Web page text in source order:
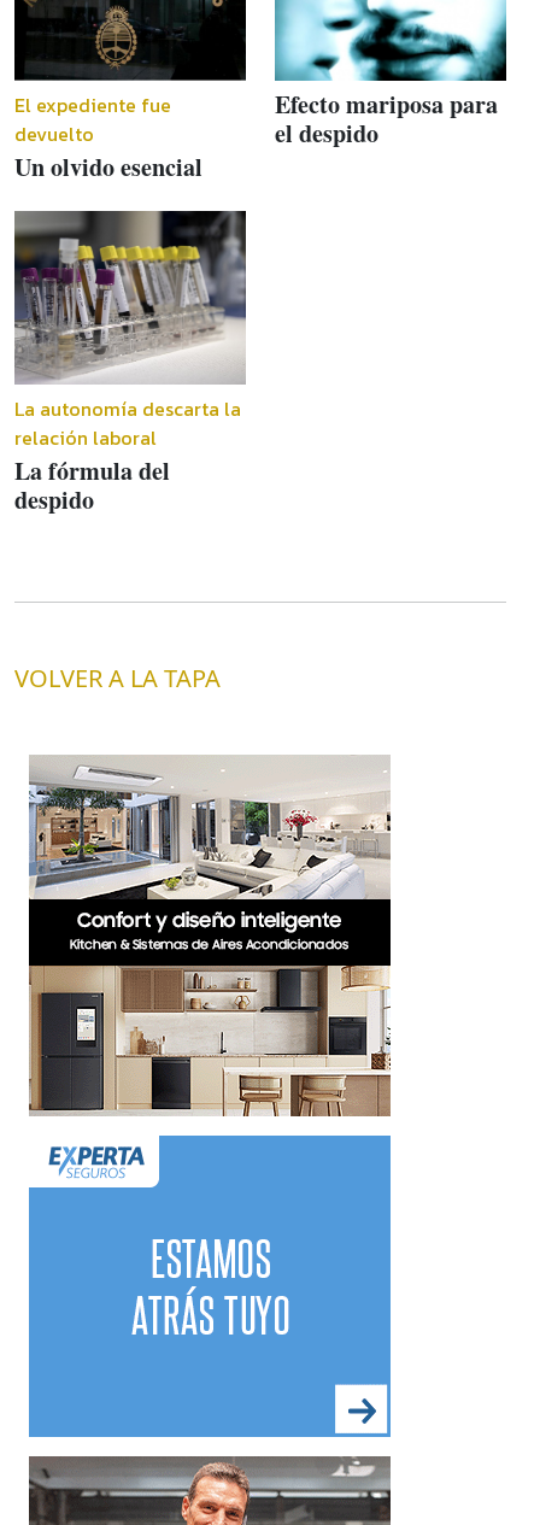
El expediente fue
devuelto
Un olvido esencial
Efecto mariposa para
el despido
La autonomía descarta la
relación laboral
La fórmula del
despido
VOLVER A LA TAPA